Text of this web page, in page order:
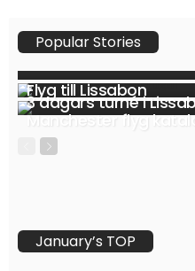
Popular Stories
Flyg till Lissabon
3 dagars turné i
Manchester flyg
January’s TOP